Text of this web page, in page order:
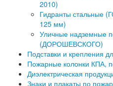
2010)
Гидранты стальные
125 мм)
Уличные надземные
(ДОРОШЕВСКОГО)
Подставки и крепления
Пожарные колонки КПА,
Диэлектрическая
Знаки и плакаты по